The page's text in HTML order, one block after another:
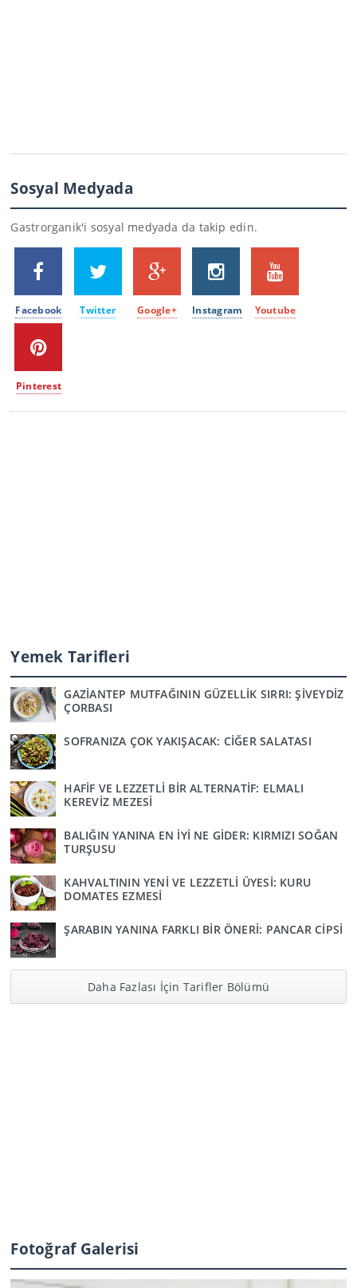
Sosyal Medyada
Gastrorganik'i sosyal medyada da takip edin.
Facebook Twitter Google+ Instagram Youtube
Pinterest
Yemek Tarifleri
GAZİANTEP MUTFAĞININ GÜZELLİK SIRRI: ŞİVEYDİZ
ÇORBASI
SOFRANIZA ÇOK YAKIŞACAK: CİĞER SALATASI
HAFİF VE LEZZETLİ BİR ALTERNATİF: ELMALI
KEREVİZ MEZESİ
BALIĞIN YANINA EN İYİ NE GİDER: KIRMIZI SOĞAN
TURŞUSU
KAHVALTININ YENİ VE LEZZETLİ ÜYESİ: KURU
DOMATES EZMESİ
ŞARABIN YANINA FARKLI BİR ÖNERİ: PANCAR CİPSİ
Daha Fazlası İçin Tarifler Bölümü
Fotoğraf Galerisi